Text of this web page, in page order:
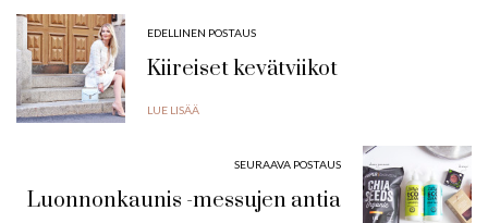
EDELLINEN POSTAUS
Kiireiset kevätviikot
LUE LISÄÄ
SEURAAVA POSTAUS
Luonnonkaunis -messujen antia